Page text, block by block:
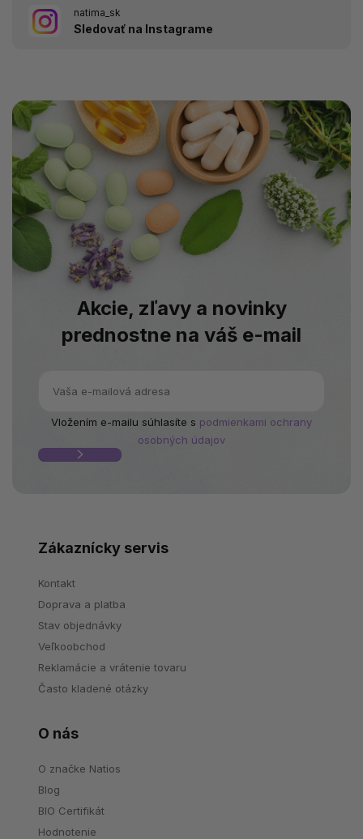
natima_sk
Sledovať na Instagrame
Akcie, zľavy a novinky
prednostne na váš e-mail
Vložením e-mailu súhlasíte s podmienkami ochrany
osobných údajov
Zákaznícky servis
Kontakt
Doprava a platba
Stav objednávky
Veľkoobchod
Reklamácie a vrátenie tovaru
Často kladené otázky
O nás
O značke Natios
Blog
BIO Certifikát
Hodnotenie